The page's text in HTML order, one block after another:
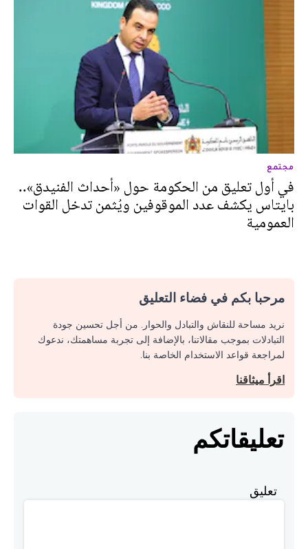
مجتمع
في أول تعليق من الحكومة حول «أحداث الفنيدق»..
بايتاس يكشف عدد الموقوفين ويُثمن تدخل القوات
العمومية
مرحبا بكم في فضاء التعليق
نريد مساحة للنقاش والتبادل والحوار. من أجل تحسين جودة
التبادلات بموجب مقالاتنا، بالإضافة إلى تجربة مساهمتك، ندعوك
لمراجعة قواعد الاستخدام الخاصة بنا.
اقرأ ميثاقنا
تعليقاتكم
تعليق